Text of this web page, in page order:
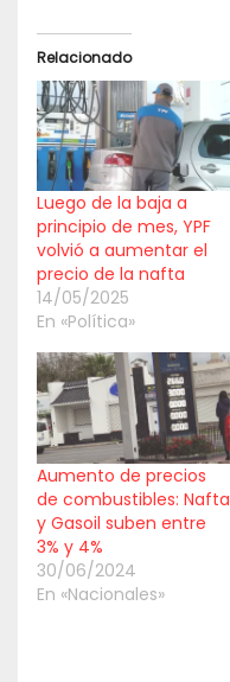
Relacionado
Luego de la baja a
principio de mes, YPF
volvió a aumentar el
precio de la nafta
14/05/2025
En «Política»
Aumento de precios
de combustibles: Nafta
y Gasoil suben entre
3% y 4%
30/06/2024
En «Nacionales»